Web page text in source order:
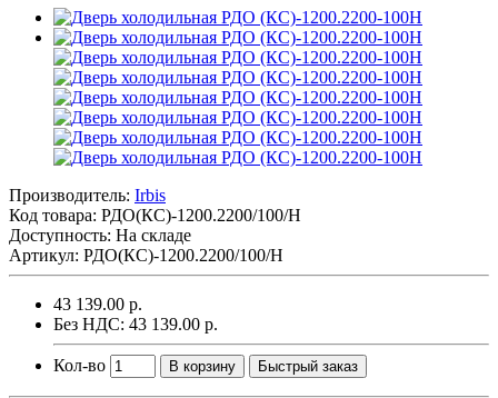
Производитель: Irbis
Код товара: РДО(КС)-1200.2200/100/Н
Доступность: На складе
Артикул: РДО(КС)-1200.2200/100/Н
43 139.00 р.
Без НДС: 43 139.00 р.
Кол-во В корзину Быстрый заказ